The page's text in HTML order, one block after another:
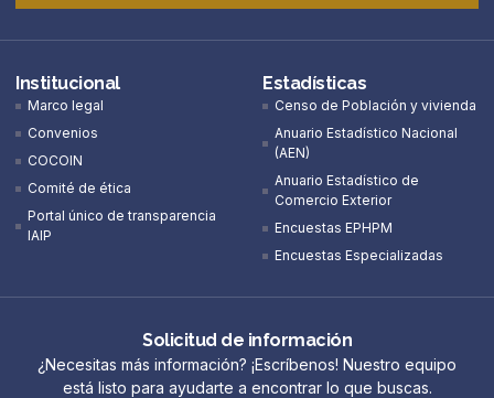
Institucional
Marco legal
Convenios
COCOIN
Comité de ética
Portal único de transparencia
IAIP
Estadísticas
Censo de Población y vivienda
Anuario Estadístico Nacional
(AEN)​
Anuario Estadístico de
Comercio Exterior
Encuestas EPHPM
Encuestas Especializadas
Solicitud de información
¿Necesitas más información? ¡Escríbenos! Nuestro equipo
está listo para ayudarte a encontrar lo que buscas.